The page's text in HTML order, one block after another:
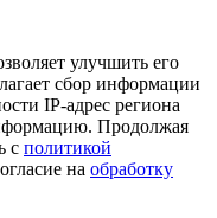
улучшить его
сбор информации
IP-адрес региона
Продолжая
с политикой
на обработку